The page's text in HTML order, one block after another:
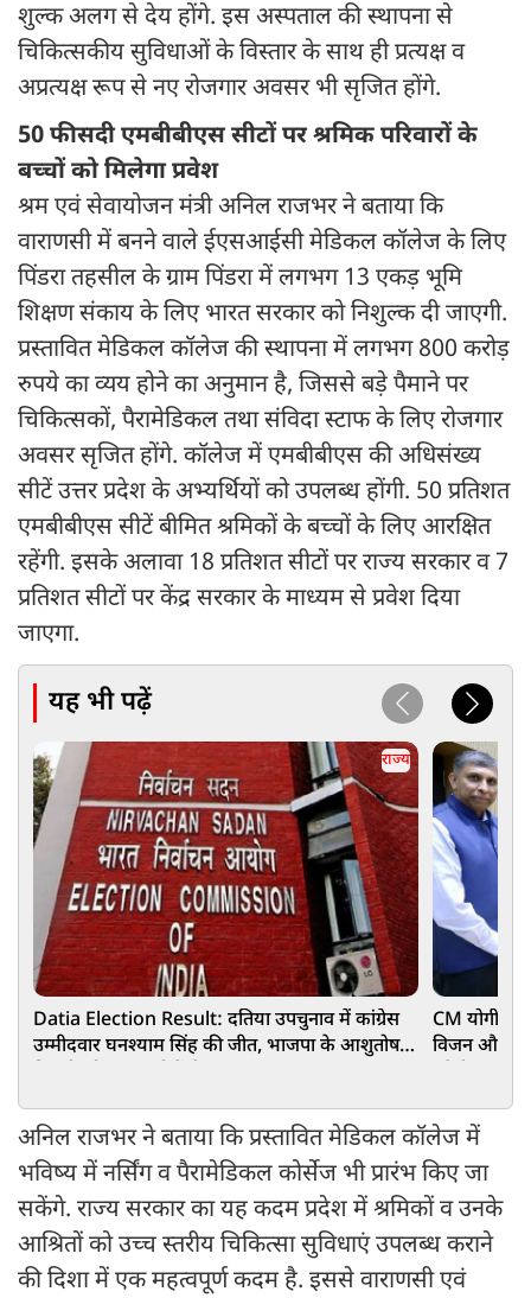
शुल्क अलग से देय होंगे. इस अस्पताल की स्थापना से
चिकित्सकीय सुविधाओं के विस्तार के साथ ही प्रत्यक्ष व
अप्रत्यक्ष रूप से नए रोजगार अवसर भी सृजित होंगे.
50 फीसदी एमबीबीएस सीटों पर श्रमिक परिवारों के
बच्चों को मिलेगा प्रवेश
श्रम एवं सेवायोजन मंत्री अनिल राजभर ने बताया कि
वाराणसी में बनने वाले ईएसआईसी मेडिकल कॉलेज के लिए
पिंडरा तहसील के ग्राम पिंडरा में लगभग 13 एकड़ भूमि
शिक्षण संकाय के लिए भारत सरकार को निशुल्क दी जाएगी.
प्रस्तावित मेडिकल कॉलेज की स्थापना में लगभग 800 करोड़
रुपये का व्यय होने का अनुमान है, जिससे बड़े पैमाने पर
चिकित्सकों, पैरामेडिकल तथा संविदा स्टाफ के लिए रोजगार
अवसर सृजित होंगे. कॉलेज में एमबीबीएस की अधिसंख्य
सीटें उत्तर प्रदेश के अभ्यर्थियों को उपलब्ध होंगी. 50 प्रतिशत
एमबीबीएस सीटें बीमित श्रमिकों के बच्चों के लिए आरक्षित
रहेंगी. इसके अलावा 18 प्रतिशत सीटों पर राज्य सरकार व 7
प्रतिशत सीटों पर केंद्र सरकार के माध्यम से प्रवेश दिया
जाएगा.
यह भी पढ़ें
राज्य
Datia Election Result: दतिया उपचुनाव में कांग्रेस
उम्मीदवार घनश्याम सिंह की जीत, भाजपा के आशुतोष
CM योगी से
विजन और
अनिल राजभर ने बताया कि प्रस्तावित मेडिकल कॉलेज में
भविष्य में नर्सिंग व पैरामेडिकल कोर्सेज भी प्रारंभ किए जा
सकेंगे. राज्य सरकार का यह कदम प्रदेश में श्रमिकों व उनके
आश्रितों को उच्च स्तरीय चिकित्सा सुविधाएं उपलब्ध कराने
की दिशा में एक महत्वपूर्ण कदम है. इससे वाराणसी एवं